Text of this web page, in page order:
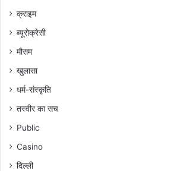
क्राइम
ब्यूरोक्रेसी
मौसम
खुलासा
धर्म-संस्कृति
तस्वीर का सच
Public
Casino
दिल्ली